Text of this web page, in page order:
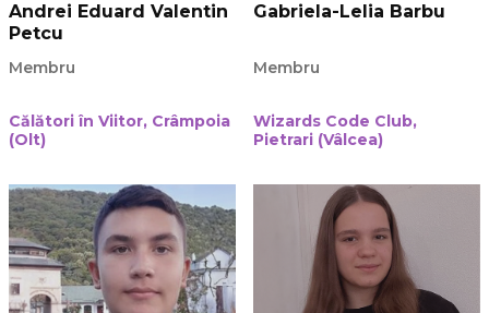
Andrei Eduard Valentin
Petcu
Membru
Călători în Viitor, Crâmpoia
(Olt)
Gabriela-Lelia Barbu
Membru
Wizards Code Club,
Pietrari (Vâlcea)